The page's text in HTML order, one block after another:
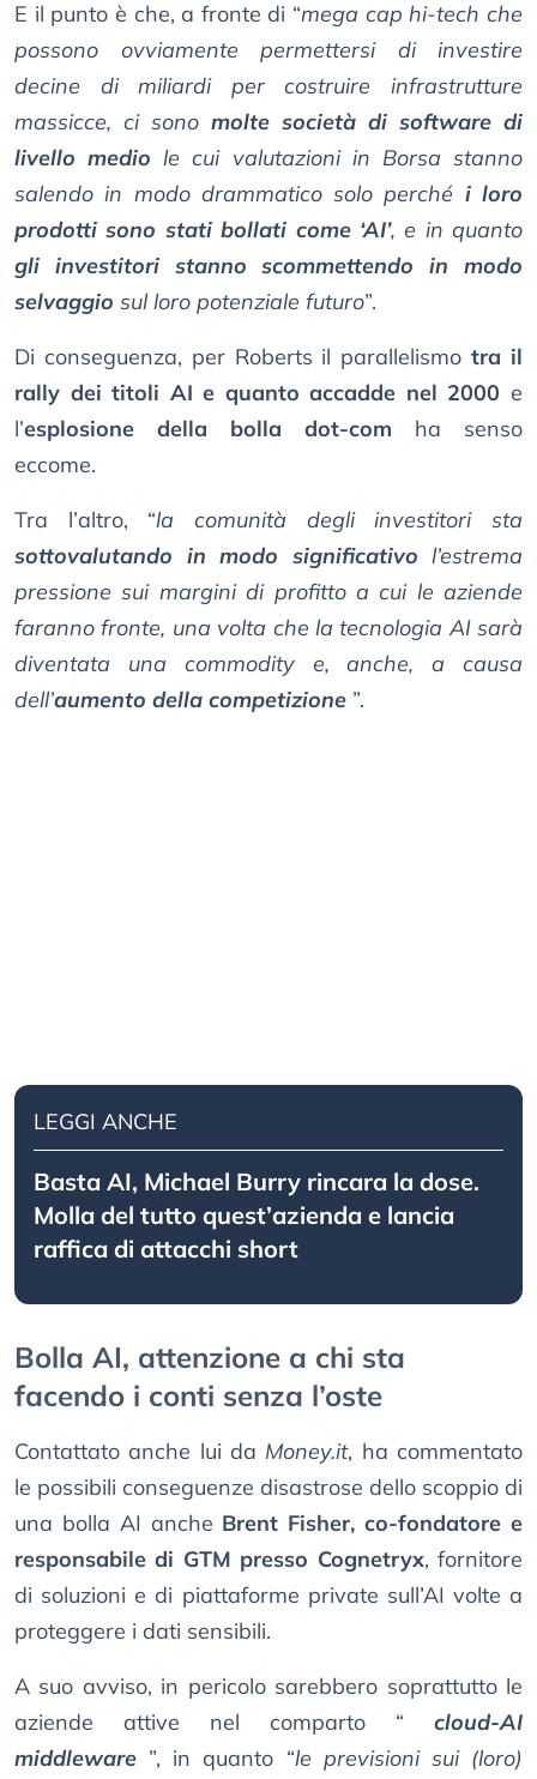
E il punto è che, a fronte di “mega cap hi-tech che
possono ovviamente permettersi di investire
decine di miliardi per costruire infrastrutture
massicce, ci sono molte società di software di
livello medio le cui valutazioni in Borsa stanno
salendo in modo drammatico solo perché i loro
prodotti sono stati bollati come ‘AI’, e in quanto
gli investitori stanno scommettendo in modo
selvaggio sul loro potenziale futuro”.
Di conseguenza, per Roberts il parallelismotra il
rally dei titoli AI e quanto accadde nel 2000 e
l’esplosione della bolla dot-com ha senso
eccome.
Tra l’altro, “la comunità degli investitori sta
sottovalutando in modo significativo l’estrema
pressione sui margini di profitto a cui le aziende
faranno fronte, una volta che la tecnologia AI sarà
diventata una commodity e, anche, a causa
dell’aumento della competizione ”.
LEGGI ANCHE
Basta AI, Michael Burry rincara la dose.
Molla del tutto quest’azienda e lancia
raffica di attacchi short
Bolla AI, attenzione a chi sta
facendo i conti senza l’oste
Contattato anche lui da Money.it, ha commentato
le possibili conseguenze disastrose dello scoppio di
una bolla AI anche Brent Fisher, co-fondatore e
responsabile di GTM presso Cognetryx, fornitore
di soluzioni e di piattaforme private sull’AI volte a
proteggere i dati sensibili.
A suo avviso, in pericolo sarebbero soprattutto le
aziende attive nel comparto “
cloud-AI
middleware ”, in quanto “le previsioni sui (loro)